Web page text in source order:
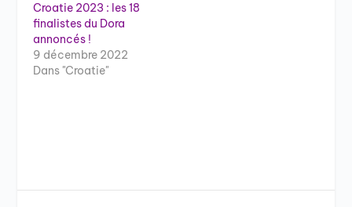
Croatie 2023 : les 18
finalistes du Dora
annoncés !
9 décembre 2022
Dans "Croatie"